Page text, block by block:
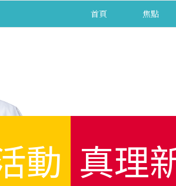
首頁 焦點
動 真理